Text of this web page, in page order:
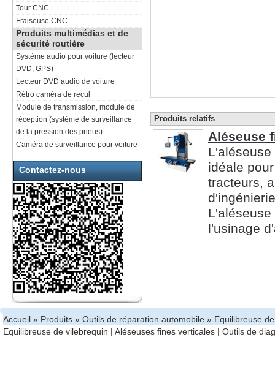
Tour CNC
Fraiseuse CNC
Produits multimédias et de
sécurité routière
Système audio pour voiture (lecteur
DVD, GPS)
Lecteur DVD audio de voiture
Rétro caméra de recul
Module de transmission, module de
réception (système de surveillance
de la pression des pneus)
Caméra de surveillance pour voiture
Contactez-nous
Produits relatifs
Aléseuse
idéale
tracteurs,
l'usinage
Accueil » Produits » Outils de réparation automobile » Equilibreuse
Equilibreuse de vilebrequin | Aléseuses fines verticales | Outils de